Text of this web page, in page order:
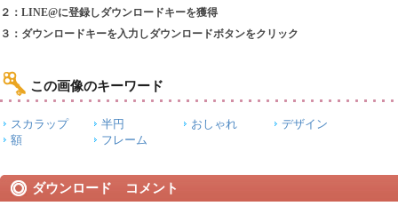
２：LINE@に登録しダウンロードキーを獲得
３：ダウンロードキーを入力しダウンロードボタンをクリック
この画像のキーワード
スカラップ 半円 おしゃれ
デザイン
額
フレーム
ダウンロード コメント